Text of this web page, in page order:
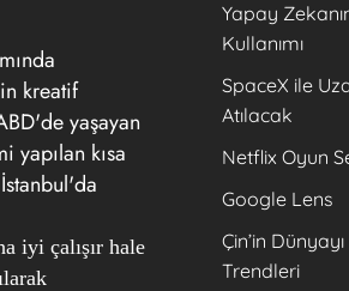
kreatif
yaşayan
yapılan kısa
iyi çalışır hale
Yapay
Kullanımı
SpaceX ile
Atılacak
Netflix Oyun
Google Lens
Çin’in
Trendleri